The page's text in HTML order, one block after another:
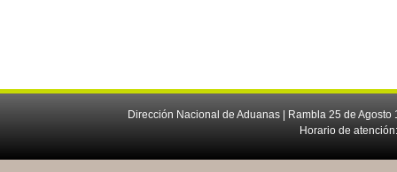
Dirección Nacional de Aduanas | Rambla 25 de
Horario de